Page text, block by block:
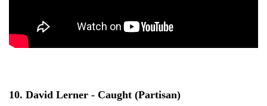
10. David Lerner - Caught (Partisan)